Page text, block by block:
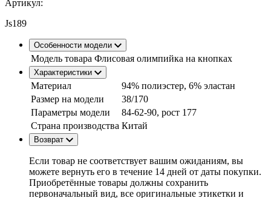
Артикул:
Js189
Особенности модели
Модель товара Флисовая олимпийка на кнопках
Характеристики
Материал
94% полиэстер, 6% эластан
Размер на модели
38/170
Параметры модели
84-62-90, рост 177
Страна производства Китай
Возврат
Если товар не соответствует вашим ожиданиям, вы
можете вернуть его в течение 14 дней от даты покупки.
Приобретённые товары должны сохранить
первоначальный вид, все оригинальные этикетки и